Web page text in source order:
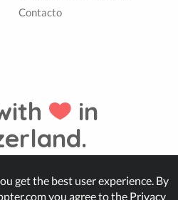
Contacto
in
get the best user experience. By
you agree to the Privacy